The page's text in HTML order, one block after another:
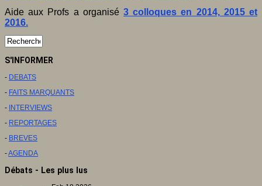
Aide aux Profs a organisé 3 colloques en 2014, 2015 et
2016.
S'INFORMER
- DEBATS
- FAITS MARQUANTS
- INTERVIEWS
- REPORTAGES
- BREVES
-AGENDA
Débats - Les plus lus